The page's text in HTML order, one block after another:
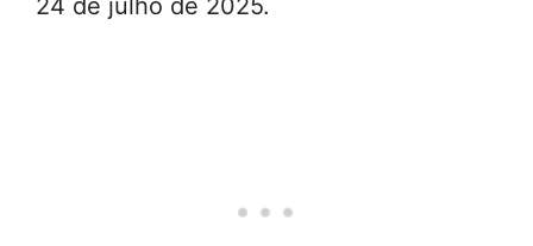
24 de julho de 2025.